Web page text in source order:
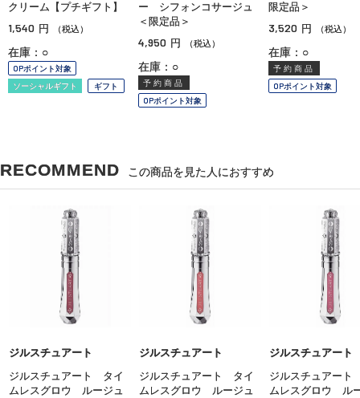
クリーム【プチギフト】
1,540 円 （税込）
在庫：○
OPポイント対象
ソーシャルギフト
ギフト
ー シフォンコサージュ
＜限定品＞
4,950 円 （税込）
在庫：○
予約商品
OPポイント対象
限定品＞
3,520 円 （税込）
在庫：○
予約商品
OPポイント対象
RECOMMEND この商品を見た人におすすめ
ジルスチュアート
ジルスチュアート タイ
ムレスグロウ ルージュ
ジルスチュアート
ジルスチュアート タイ
ムレスグロウ ルージュ
ジルスチュアート
ジルスチュアー
ムレスグロウ ル